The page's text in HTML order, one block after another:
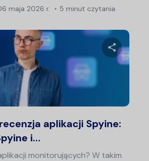
maja 2026 r. 5 minut czytania
aplikacji Spyine:
i…
monitorujących? W takim
po